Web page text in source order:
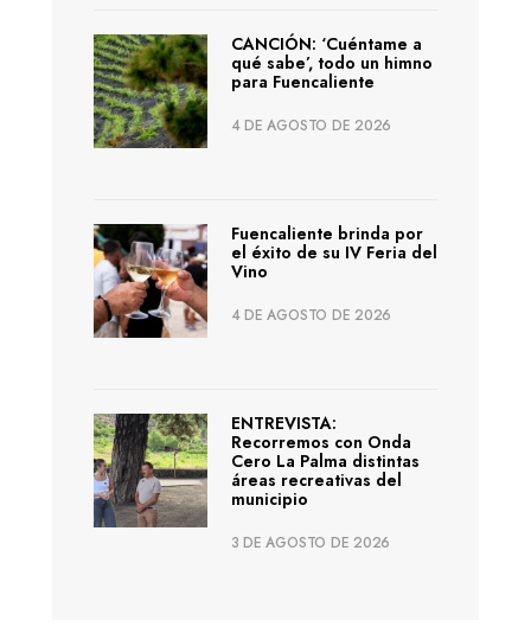
CANCIÓN: ‘Cuéntame a
qué sabe’, todo un himno
para Fuencaliente
4 DE AGOSTO DE 2026
Fuencaliente brinda por
el éxito de su IV Feria del
Vino
4 DE AGOSTO DE 2026
ENTREVISTA:
Recorremos con Onda
Cero La Palma distintas
áreas recreativas del
municipio
3 DE AGOSTO DE 2026